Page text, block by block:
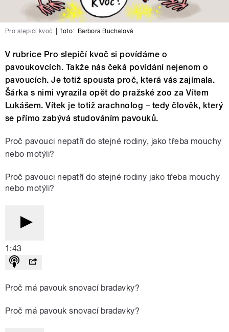
Pro slepičí kvoč foto: Barbora Buchalová
V rubrice Pro slepičí kvoč si povídáme o
pavoukovcích. Takže nás čeká povídání nejenom o
pavoucích. Je totiž spousta proč, která vás zajímala.
Šárka s nimi vyrazila opět do pražské zoo za Vítem
Lukášem. Vítek je totiž arachnolog – tedy člověk, který
se přímo zabývá studováním pavouků.
Proč pavouci nepatří do stejné rodiny, jako třeba mouchy
nebo motýli?
Proč pavouci nepatří do stejné rodiny jako třeba mouchy
nebo motýli?
1:43
Proč má pavouk snovací bradavky?
Proč má pavouk snovací bradavky?